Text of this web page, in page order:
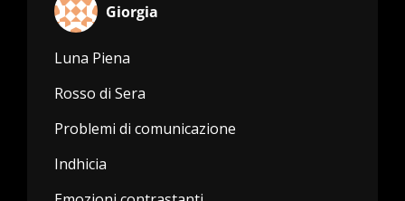
Giorgia
Luna Piena
Rosso di Sera
Problemi di comunicazione
Indhicia